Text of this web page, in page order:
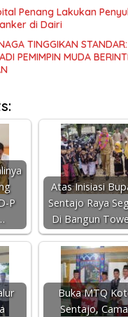
Penang Lakukan
di Dairi
TINGGIKAN
PEMIMPIN MUDA
P
Atas Inisiasi
Sentajo Raya
Di Bangun
Buka MTQ
Sentajo,